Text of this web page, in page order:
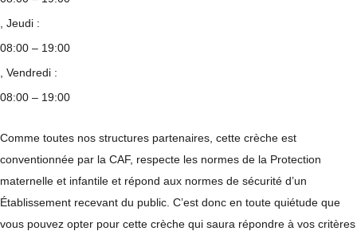
, Jeudi :
08:00 – 19:00
, Vendredi :
08:00 – 19:00
Comme toutes nos structures partenaires, cette crèche est
conventionnée par la CAF, respecte les normes de la Protection
maternelle et infantile et répond aux normes de sécurité d’un
Établissement recevant du public. C’est donc en toute quiétude que
vous pouvez opter pour cette crèche qui saura répondre à vos critères